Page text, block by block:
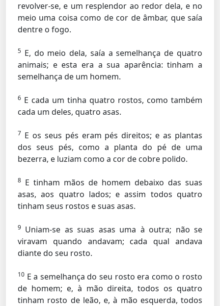
revolver-se, e um resplendor ao redor dela, e no
meio uma coisa como de cor de âmbar, que saía
dentre o fogo.
5 E, do meio dela, saía a semelhança de quatro
animais; e esta era a sua aparência: tinham a
semelhança de um homem.
6 E cada um tinha quatro rostos, como também
cada um deles, quatro asas.
7 E os seus pés eram pés direitos; e as plantas
dos seus pés, como a planta do pé de uma
bezerra, e luziam como a cor de cobre polido.
8 E tinham mãos de homem debaixo das suas
asas, aos quatro lados; e assim todos quatro
tinham seus rostos e suas asas.
9 Uniam-se as suas asas uma à outra; não se
viravam quando andavam; cada qual andava
diante do seu rosto.
10 E a semelhança do seu rosto era como o rosto
de homem; e, à mão direita, todos os quatro
tinham rosto de leão, e, à mão esquerda, todos